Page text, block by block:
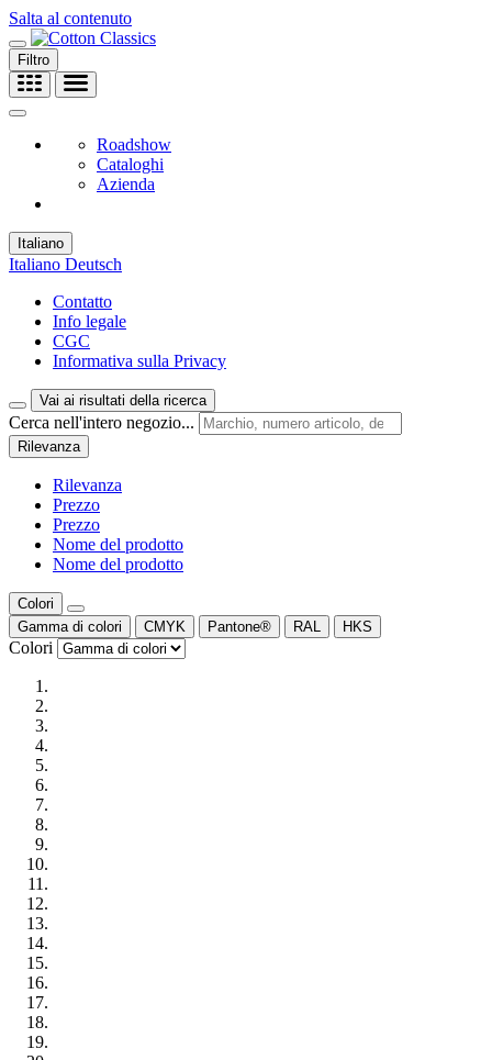
Salta al contenuto
Filtro
Roadshow
Cataloghi
Azienda
Italiano
Italiano Deutsch
Contatto
Info legale
CGC
Informativa sulla Privacy
Vai ai risultati della ricerca
Cerca nell'intero negozio...
Rilevanza
Rilevanza
Prezzo
Prezzo
Nome del prodotto
Nome del prodotto
Colori
Gamma di colori
CMYK Pantone® RAL HKS
Colori